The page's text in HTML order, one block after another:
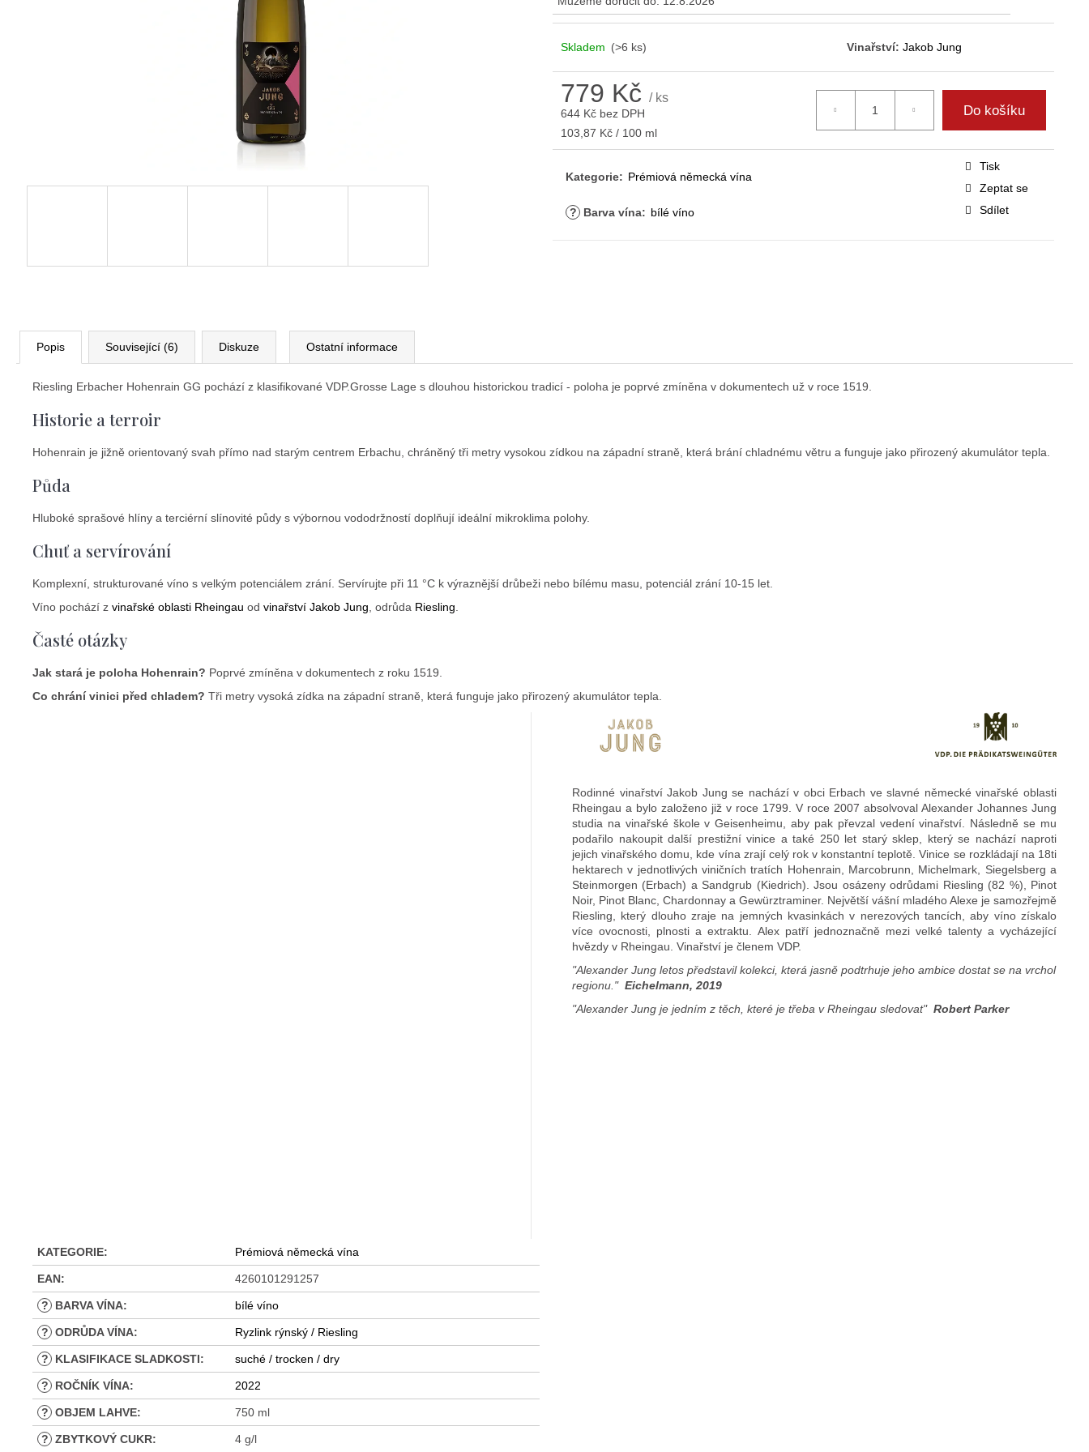
Skladem (>6 ks) Vinařství:Jakob Jung
779 Kč / ks
644 Kč bez DPH
Měrná
cena:
103,87 Kč / 100 ml
Do košíku
Kategorie: Prémiová německá vína
? Barva vína: bílé víno
Tisk
Zeptat se
Sdílet
Popis Související (6) Diskuze Ostatní informace
Riesling Erbacher Hohenrain GG pochází z klasifikované VDP.Grosse Lage s dlouhou historickou tradicí - poloha je poprvé zmíněna v dokumentech už v roce 1519.
Historie a terroir
Hohenrain je jižně orientovaný svah přímo nad starým centrem Erbachu, chráněný tři metry vysokou zídkou na západní straně, která brání chladnému větru a funguje jako přirozený akumulátor tepla.
Půda
Hluboké sprašové hlíny a terciérní slínovité půdy s výbornou vododržností doplňují ideální mikroklima polohy.
Chuť a servírování
Komplexní, strukturované víno s velkým potenciálem zrání. Servírujte při 11 °C k výraznější drůbeži nebo bílému masu, potenciál zrání 10-15 let.
Víno pochází z vinařské oblasti Rheingau od vinařství Jakob Jung , odrůda Riesling
Časté otázky
Jak stará je poloha Hohenrain? Poprvé zmíněna v dokumentech z roku 1519.
Co chrání vinici před chladem? Tři metry vysoká zídka na západní straně, která funguje jako přirozený akumulátor tepla.
Rodinné vinařství Jakob Jung se nachází v obci Erbach ve slavné německé vinařské oblasti
Rheingau a bylo založeno již v roce 1799. V roce 2007 absolvoval Alexander Johannes Jung
studia na vinařské škole v Geisenheimu, aby pak převzal vedení vinařství. Následně se mu
podařilo nakoupit další prestižní vinice a také 250 let starý sklep, který se nachází naproti
jejich vinařského domu, kde vína zrají celý rok v konstantní teplotě. Vinice se rozkládají na 18ti
hektarech v jednotlivých viničních tratích Hohenrain, Marcobrunn, Michelmark, Siegelsberg a
Steinmorgen (Erbach) a Sandgrub (Kiedrich). Jsou osázeny odrůdami Riesling (82 %), Pinot
Noir, Pinot Blanc, Chardonnay a Gewürztraminer. Největší vášní mladého Alexe je samozřejmě
Riesling, který dlouho zraje na jemných kvasinkách v nerezových tancích, aby víno získalo
více ovocnosti, plnosti a extraktu. Alex patří jednoznačně mezi velké talenty a vycházející
hvězdy v Rheingau. Vinařství je členem VDP.
"Alexander Jung letos představil kolekci, která jasně podtrhuje jeho ambice dostat se na vrchol
regionu." Eichelmann, 2019
"Alexander Jung je jedním z těch, které je třeba v Rheingau sledovat" Robert Parker
KATEGORIE: Prémiová německá vína
EAN: 4260101291257
? BARVA VÍNA: bílé víno
? ODRŮDA VÍNA: Ryzlink rýnský / Riesling
? KLASIFIKACE SLADKOSTI: suché / trocken / dry
? ROČNÍK VÍNA: 2022
? OBJEM LAHVE: 750 ml
? ZBYTKOVÝ CUKR: 4 g/l